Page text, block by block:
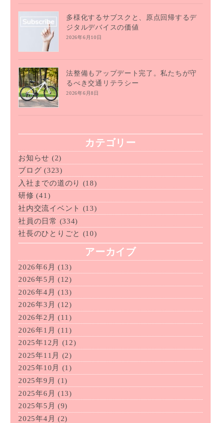
多様化するサブスクと、原点回帰するデ
ジタルデバイスの価値
2026年6月10日
法整備もアップデート完了。私たちが守
るべき交通リテラシー
2026年6月8日
カテゴリー
お知らせ (2)
ブログ (323)
入社までの道のり (18)
研修 (41)
社内交流イベント (13)
社員の日常 (334)
社長のひとりごと (10)
アーカイブ
2026年6月 (13)
2026年5月 (12)
2026年4月 (13)
2026年3月 (12)
2026年2月 (11)
2026年1月 (11)
2025年12月
(12)
2025年11月
(2)
2025年10月
(1)
2025年9月 (1)
2025年6月 (13)
2025年5月 (9)
2025年4月 (2)